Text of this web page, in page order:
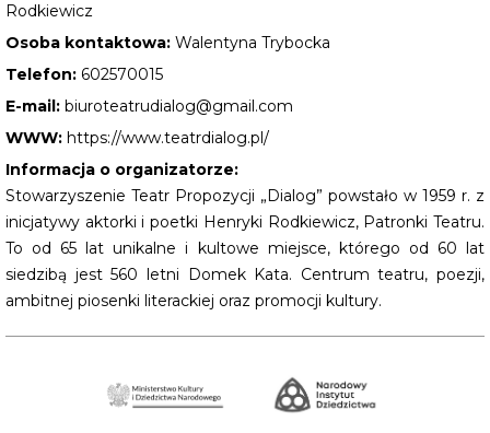
Rodkiewicz
Osoba kontaktowa: Walentyna Trybocka
Telefon: 602570015
E-mail: biuroteatrudialog@gmail.com
WWW: https://www.teatrdialog.pl/
Informacja o organizatorze:
Stowarzyszenie Teatr Propozycji „Dialog” powstało w 1959 r. z
inicjatywy aktorki i poetki Henryki Rodkiewicz, Patronki Teatru.
To od 65 lat unikalne i kultowe miejsce, którego od 60 lat
siedzibą jest 560 letni Domek Kata. Centrum teatru, poezji,
ambitnej piosenki literackiej oraz promocji kultury.